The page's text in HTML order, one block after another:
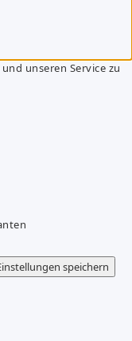
unseren Service zu
speichern